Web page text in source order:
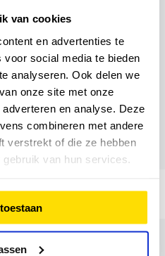
van cookies
en advertenties te
social media te bieden
analyseren. Ook delen we
onze site met onze
en analyse. Deze
combineren met andere
verstrekt of die ze hebben
van hun services.
Maartensdijk
Maartensdijk